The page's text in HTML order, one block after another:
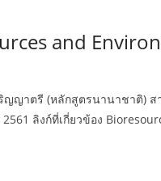
and
ญญาตรี (หลักสูตรนานาชาติ)
ลิงก์ที่เกี่ยวข้อง